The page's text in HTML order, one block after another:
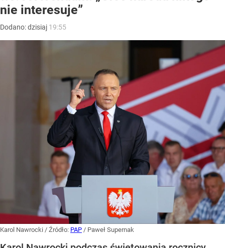
nie interesuje”
Dodano:dzisiaj 19:55
Karol Nawrocki / Źródło: PAP / Paweł Supernak